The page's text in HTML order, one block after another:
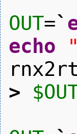
OUT=`
echo
>